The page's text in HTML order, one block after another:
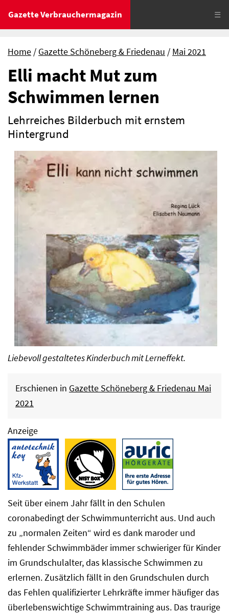
Gazette Verbrauchermagazin ☰
Home Gazette Schöneberg & Friedenau Mai 2021
Elli macht Mut zum
Schwimmen lernen
Lehrreiches Bilderbuch mit ernstem
Hintergrund
Liebevoll gestaltetes Kinderbuch mit Lerneffekt.
Erschienen in Gazette Schöneberg & Friedenau Mai
2021
Anzeige
Seit über einem Jahr fällt in den Schulen
coronabedingt der Schwimmunterricht aus. Und auch
zu „normalen Zeiten“ wird es dank maroder und
fehlender Schwimmbäder immer schwieriger für Kinder
im Grundschulalter, das klassische Schwimmen zu
erlernen. Zusätzlich fällt in den Grundschulen durch
das Fehlen qualifizierter Lehrkräfte immer häufiger das
überlebenswichtige Schwimmtraining aus. Das traurige